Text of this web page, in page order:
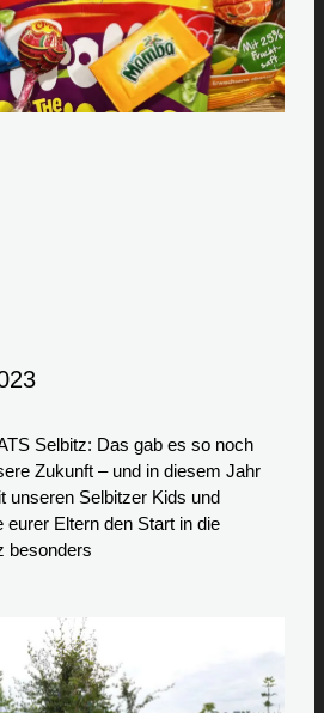
Selbitz: Das gab es so noch
Zukunft – und in diesem Jahr
unseren Selbitzer Kids und
Eltern den Start in die
besonders